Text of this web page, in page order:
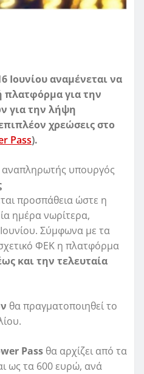
Ιουνίου αναμένεται να
πλατφόρμα για την
για την λήψη
χρεώσεις στο
Pass).
υπουργός
προσπάθεια ώστε η
ημέρα νωρίτερα,
Σύμφωνα με τα
ΦΕΚ η πλατφόρμα
και την τελευταία
θα πραγματοποιηθεί το
Pass θα αρχίζει από τα
ως τα 600 ευρώ, ανά